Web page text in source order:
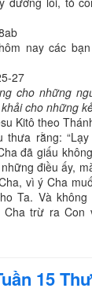
nay các
27
cho những
cho những
Kitô theo
thưa rằng:
đã giấu
điều ấy,
vì ý Cha
Ta. Và
Cha trừ ra Con
15